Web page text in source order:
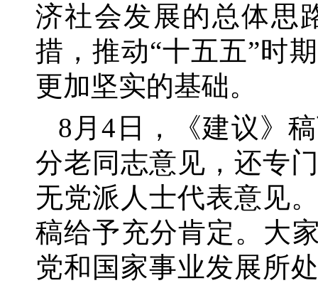
济社会发展的总体思
措，推动“十五五”时
更加坚实的基础。
8月4日，《建议》
分老同志意见，还专
无党派人士代表意见
稿给予充分肯定。大
党和国家事业发展所